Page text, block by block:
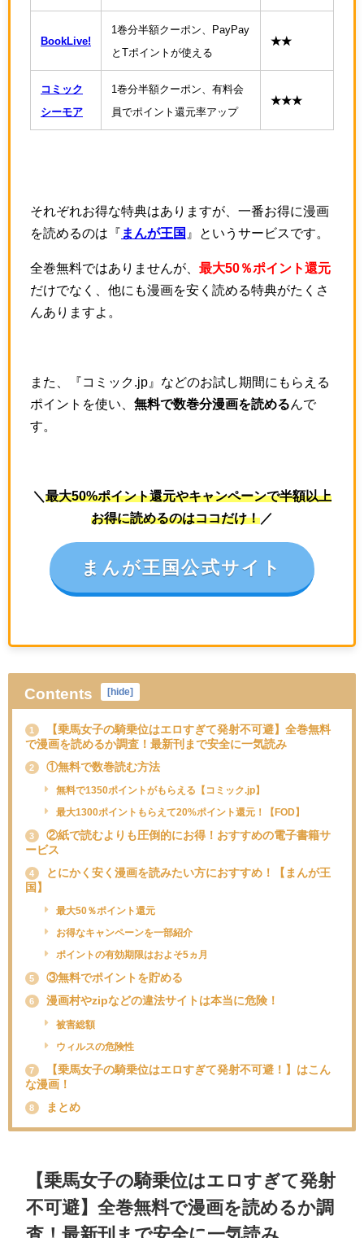
BookLive!
1巻分半額クーポン、PayPay
とTポイントが使える
★★
コミック
シーモア
1巻分半額クーポン、有料会
員でポイント還元率アップ
★★★
それぞれお得な特典はありますが、一番お得に漫画
を読めるのは『 まんが王国 』というサービスです。
全巻無料ではありませんが、 最大50％ポイント還元
だけでなく、他にも漫画を安く読める特典がたくさ
んありますよ。
また、『コミック.jp』などのお試し期間にもらえる
ポイントを使い、 無料で数巻分漫画を読めるんで
す。
＼ 最大50%ポイント還元やキャンペーンで半額以上
お得に読めるのはココだけ！／
まんが王国公式サイト
Contents [hide]
1
【乗馬女子の騎乗位はエロすぎて発射不可避】全巻無料
で漫画を読めるか調査！最新刊まで安全に一気読み
2 ①無料で数巻読む方法
無料で1350ポイントがもらえる【コミック.jp】
最大1300ポイントもらえて20%ポイント還元！【FOD】
3
②紙で読むよりも圧倒的にお得！おすすめの電子書籍サ
ービス
4
とにかく安く漫画を読みたい方におすすめ！【まんが王
国】
最大50％ポイント還元
お得なキャンペーンを一部紹介
ポイントの有効期限はおよそ5ヵ月
5 ③無料でポイントを貯める
6 漫画村やzipなどの違法サイトは本当に危険！
被害総額
ウィルスの危険性
7
【乗馬女子の騎乗位はエロすぎて発射不可避！】はこん
な漫画！
8 まとめ
【乗馬女子の騎乗位はエロすぎて発射
不可避】全巻無料で漫画を読めるか調
査！最新刊まで安全に一気読み